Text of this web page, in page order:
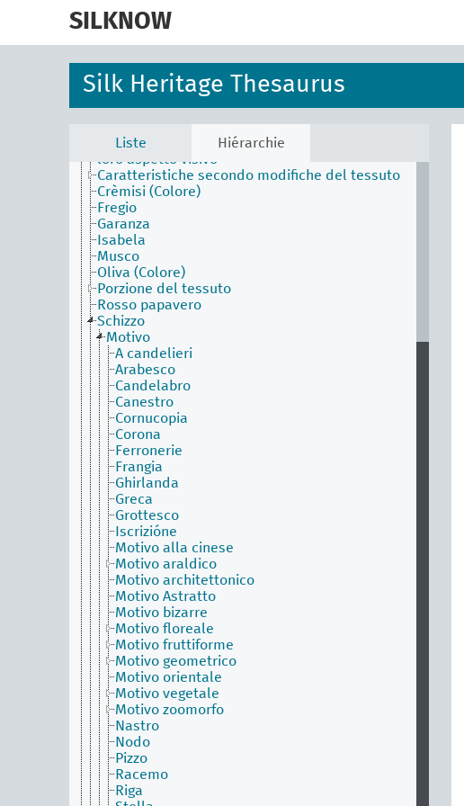
SILKNOW
Silk Heritage Thesaurus
Liste Hiérarchie
Objects Facet (en)
Physical Attributes Facet (en)
Area ornamentale
Aurora
Azzurro Imperiale
Blu di Prussia
Blu di Sassonia
Caratteristiche ed effetti dei tessuti secondo il
loro aspetto visivo
Caratteristiche secondo modifiche del tessuto
Crèmisi (Colore)
Fregio
Garanza
Isabela
Musco
Oliva (Colore)
Porzione del tessuto
Rosso papavero
Schizzo
Motivo
A candelieri
Arabesco
Candelabro
Canestro
Cornucopia
Corona
Ferronerie
Frangia
Ghirlanda
Greca
Grottesco
Iscrizióne
Motivo alla cinese
Motivo araldico
Motivo architettonico
Motivo Astratto
Motivo bizarre
Motivo floreale
Motivo fruttiforme
Motivo geometrico
Motivo orientale
Motivo vegetale
Motivo zoomorfo
Nastro
Nodo
Pizzo
Racemo
Riga